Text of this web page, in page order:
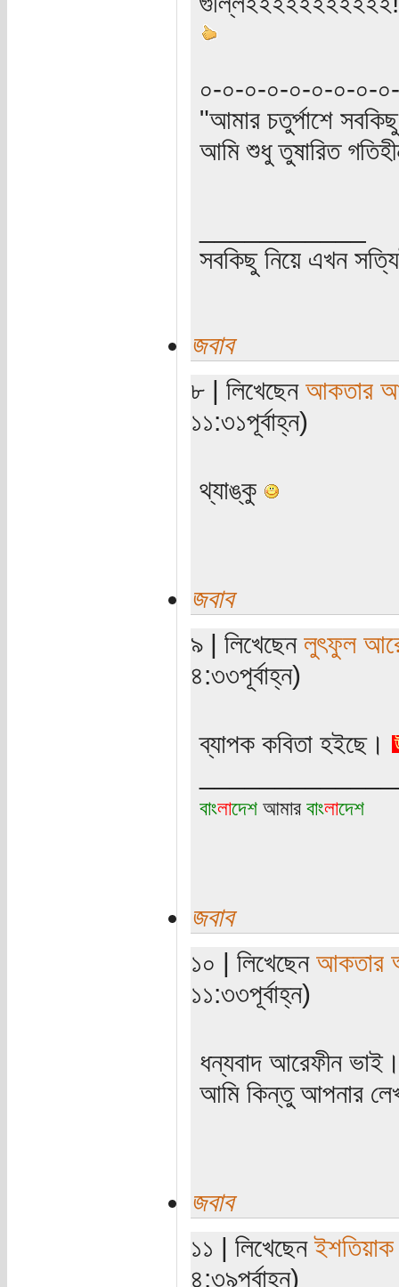
০-০-০-০-০-০-০-০-
"আমার চতুর্পাশে
আমি শুধু তুষারিত
সবকিছু নিয়ে এখন
জবাব
৮ | লিখেছেন আকতার
১১:৩১পূর্বাহ্ন)
থ্যাঙ্কু
জবাব
৯ | লিখেছেন লুৎফুল
৪:৩৩পূর্বাহ্ন)
ব্যাপক কবিতা হইছে।
বাংলাদেশআমার বাংলাদেশ
জবাব
১০ | লিখেছেন আকতার
১১:৩৩পূর্বাহ্ন)
ধন্যবাদ আরেফীন
আমি কিন্তু আপনার
জবাব
১১ | লিখেছেন
৪:৩৯পূর্বাহ্ন)